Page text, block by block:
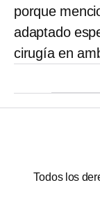
porque
adaptado
cirugía en
Todos los